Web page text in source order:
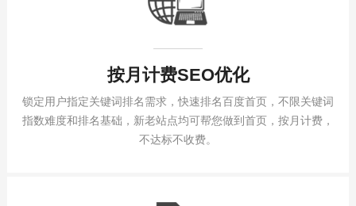
按月计费SEO优化
锁定用户指定关键词排名需求，快速排名百度首页，不限关键词
指数难度和排名基础，新老站点均可帮您做到首页，按月计费，
不达标不收费。